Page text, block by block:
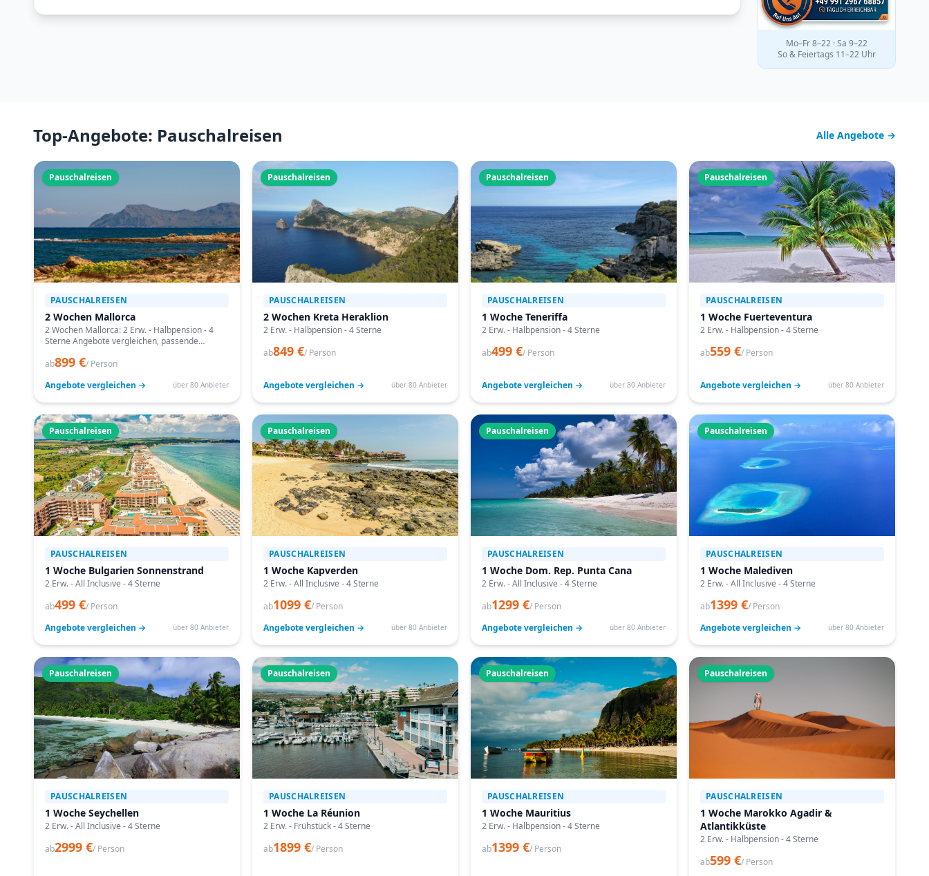
Mo–Fr 8–22 · Sa 9–22
So & Feiertags 11–22 Uhr
Top-Angebote: Pauschalreisen Alle Angebote →
Pauschalreisen
PAUSCHALREISEN
2 Wochen Mallorca
2 Wochen Mallorca: 2 Erw. - Halbpension - 4
Sterne Angebote vergleichen, passende
buchen.
ab899 €/ Person
Angebote vergleichen →
über 80 Anbieter
Pauschalreisen
PAUSCHALREISEN
2 Wochen Kreta Heraklion
2 Erw. - Halbpension - 4 Sterne
ab849 €/ Person
Angebote vergleichen → über 80 Anbieter
Pauschalreisen
PAUSCHALREISEN
1 Woche Teneriffa
2 Erw. - Halbpension - 4 Sterne
ab499 €/ Person
Angebote vergleichen → über 80 Anbieter
Pauschalreisen
PAUSCHALREISEN
1 Woche Fuerteventura
2 Erw. - Halbpension - 4 Sterne
ab559 €/ Person
Angebote vergleichen → über 80 Anbieter
Pauschalreisen
PAUSCHALREISEN
1 Woche Bulgarien Sonnenstrand
2 Erw. - All Inclusive - 4 Sterne
ab499 €/ Person
Angebote vergleichen →
über 80 Anbieter
Pauschalreisen
PAUSCHALREISEN
1 Woche Kapverden
2 Erw. - All Inclusive - 4 Sterne
ab1099 €/ Person
Angebote vergleichen →
über 80 Anbieter
Pauschalreisen
PAUSCHALREISEN
1 Woche Dom. Rep. Punta Cana
2 Erw. - All Inclusive - 4 Sterne
ab1299 €/ Person
Angebote vergleichen →
über 80 Anbieter
Pauschalreisen
PAUSCHALREISEN
1 Woche Malediven
2 Erw. - All Inclusive - 4 Sterne
ab1399 €/ Person
Angebote vergleichen →
über 80 Anbieter
Pauschalreisen
PAUSCHALREISEN
1 Woche Seychellen
2 Erw. - All Inclusive - 4 Sterne
ab2999 €/ Person
Pauschalreisen
PAUSCHALREISEN
1 Woche La Réunion
2 Erw. - Frühstück - 4 Sterne
ab1899 €/ Person
Pauschalreisen
PAUSCHALREISEN
1 Woche Mauritius
2 Erw. - Halbpension - 4 Sterne
ab1399 €/ Person
Pauschalreisen
PAUSCHALREISEN
1 Woche Marokko Agadir &
Atlantikküste
2 Erw. - Halbpension - 4 Sterne
ab599 €/ Person